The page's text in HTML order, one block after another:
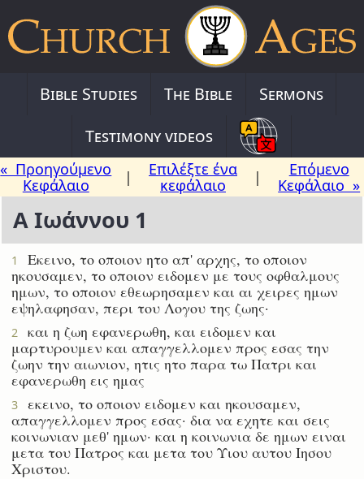
Bible Studies The Bible
Sermons
Testimony videos
« Προηγούμενο
Κεφάλαιο
|
Επιλέξτε ένα
κεφάλαιο
|
Επόμενο
Κεφάλαιο »
Α Ιωάννου 1
1
Εκεινο, το οποιον ητο απ' αρχης, το οποιον
ηκουσαμεν, το οποιον ειδομεν με τους οφθαλμους
ημων, το οποιον εθεωρησαμεν και αι χειρες ημων
εψηλαφησαν, περι του Λογου της ζωης·
2
και η ζωη εφανερωθη, και ειδομεν και
μαρτυρουμεν και απαγγελλομεν προς εσας την
ζωην την αιωνιον, ητις ητο παρα τω Πατρι και
εφανερωθη εις ημας
3
εκεινο, το οποιον ειδομεν και ηκουσαμεν,
απαγγελλομεν προς εσας· δια να εχητε και σεις
κοινωνιαν μεθ' ημων· και η κοινωνια δε ημων ειναι
μετα του Πατρος και μετα του Υιου αυτου Ιησου
Χριστου.